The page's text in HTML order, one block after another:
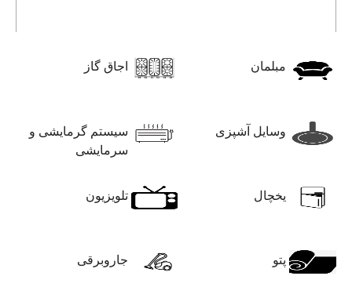
مبلمان اجاق گاز
وسایل آشپزی
سیستم گرمایشی و
سرمایشی
یخچال تلویزیون
پتو جاروبرقی